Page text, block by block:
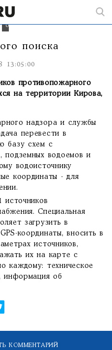
Кировской
области.
поиска
13:05:00
противопожарного
на территории Кирова,
надзора и службы
перевести в
базу схем с
подземных водоемов и
водоисточнику
координаты - для
источников
Специальная
загрузить в
координаты, вносить в
источников,
их на карте с
каждому: техническое
информация об
КОММЕНТАРИЙ